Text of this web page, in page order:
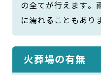
の全てが行えます。
に濡れることもあり
火葬場の有無